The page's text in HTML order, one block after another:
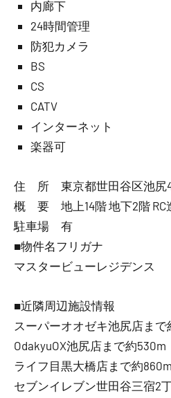
内廊下
24時間管理
防犯カメラ
BS
CS
CATV
インターネット
楽器可
住 所 東京都世田谷区池尻
概 要 地上14階 地下2階 RC
駐車場 有
■物件名フリガナ
マスタービューレジデンス
■近隣周辺施設情報
スーパーオオゼキ池尻店まで
OdakyuOX池尻店まで約530m
ライフ目黒大橋店まで約860m
セブンイレブン世田谷三宿2